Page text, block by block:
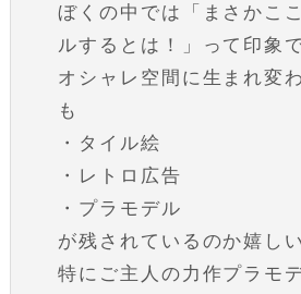
ぼくの中では「まさかこ
ルするとは！」って印象
オシャレ空間に生まれ変
も
・タイル絵
・レトロ広告
・プラモデル
が残されているのか嬉し
特にご主人の力作プラモ